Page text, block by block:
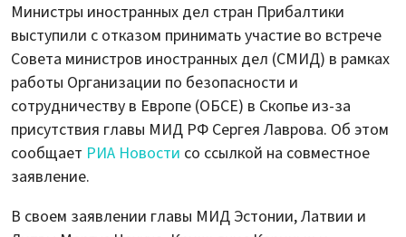
Министры иностранных дел стран Прибалтики
выступили с отказом принимать участие во встрече
Совета министров иностранных дел (СМИД) в рамках
работы Организации по безопасности и
сотрудничеству в Европе (ОБСЕ) в Скопье из-за
присутствия главы МИД РФ Сергея Лаврова. Об этом
сообщает РИА Новости со ссылкой на совместное
заявление.
В своем заявлении главы МИД Эстонии, Латвии и